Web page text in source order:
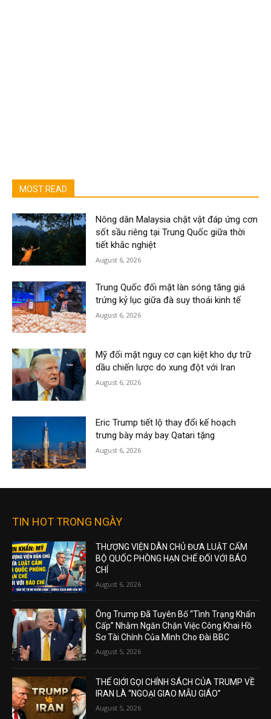
MOST READ
Nông dân Malaysia chật vật đáp ứng cơn
sốt sầu riêng tại Trung Quốc giữa thời
tiết khắc nghiệt
August 6, 2026
Trung Quốc đối mặt làn sóng tăng giá
trứng kỷ lục giữa đà suy thoái kinh tế
August 6, 2026
Mỹ đối mặt nguy cơ cạn kiệt kho dự trữ
dầu chiến lược do xung đột với Iran
August 6, 2026
Eric Trump tiết lộ thay đổi kế hoạch
trưng bày máy bay Qatari tặng
August 6, 2026
TIN HOT TRONG NGÀY
THƯỢNG VIỆN DÂN CHỦ ĐƯA LUẬT CẤM
BỘ QUỐC PHÒNG HẠN CHẾ ĐỐI VỚI BÁO
CHÍ
August 6, 2026
Ông Trump Đã Tuyên Bố “Tình Trạng Khẩn
Cấp” Nhằm Ngăn Chặn Việc Công Khai Hồ
Sơ Tài Chính Của Mình Cho Đài BBC
August 5, 2026
THẾ GIỚI GỌI CHÍNH SÁCH CỦA TRUMP VỀ
IRAN LÀ “NGOẠI GIAO MẪU GIÁO”
August 5, 2026